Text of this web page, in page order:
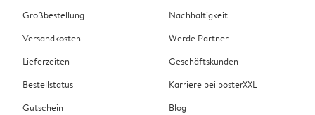
Großbestellung
Versandkosten
Lieferzeiten
Bestellstatus
Gutschein
Nachhaltigkeit
Werde Partner
Geschäftskunden
Karriere bei posterXXL
Blog